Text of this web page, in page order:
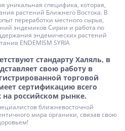
уникальная специфика, которая,
растений Ближнего Востока. В
переработки местного сырья,
эндемиков Сирии и работа по
эндемических растений
ENDEMISM SYRIA
стандарту Халяль, в
свою работу в
торговой
сертификацию всего
на российском рынке.
ближневосточной
мира органики, связав свою